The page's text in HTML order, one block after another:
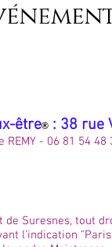
être® : 38 rue
REMY - 06 81 54 48
Suresnes, tout
l'indication